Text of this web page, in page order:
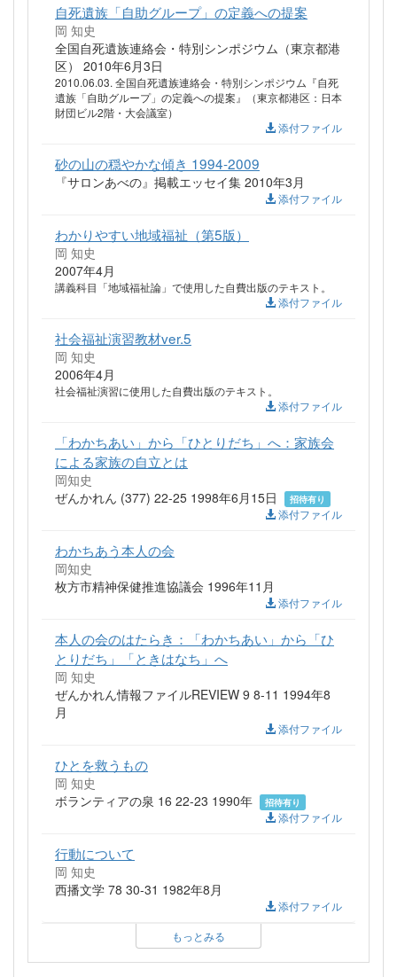
自死遺族「自助グループ」の定義への提案
岡 知史
全国自死遺族連絡会・特別シンポジウム（東京都港
区） 2010年6月3日
2010.06.03. 全国自死遺族連絡会・特別シンポジウム『自死
遺族「自助グループ」の定義への提案』（東京都港区：日本
財団ビル2階・大会議室）
添付ファイル
砂の山の穏やかな傾き 1994-2009
『サロンあべの』掲載エッセイ集 2010年3月
添付ファイル
わかりやすい地域福祉（第5版）
岡 知史
2007年4月
講義科目「地域福祉論」で使用した自費出版のテキスト。
添付ファイル
社会福祉演習教材ver.5
岡 知史
2006年4月
社会福祉演習に使用した自費出版のテキスト。
添付ファイル
「わかちあい」から「ひとりだち」へ：家族会
による家族の自立とは
岡知史
ぜんかれん (377) 22-25 1998年6月15日
招待有り
添付ファイル
わかちあう本人の会
岡知史
枚方市精神保健推進協議会 1996年11月
添付ファイル
本人の会のはたらき：「わかちあい」から「ひ
とりだち」「ときはなち」へ
岡 知史
ぜんかれん情報ファイルREVIEW 9 8-11 1994年8
月
添付ファイル
ひとを救うもの
岡 知史
ボランティアの泉 16 22-23 1990年
招待有り
添付ファイル
行動について
岡 知史
西播文学 78 30-31 1982年8月
添付ファイル
もっとみる